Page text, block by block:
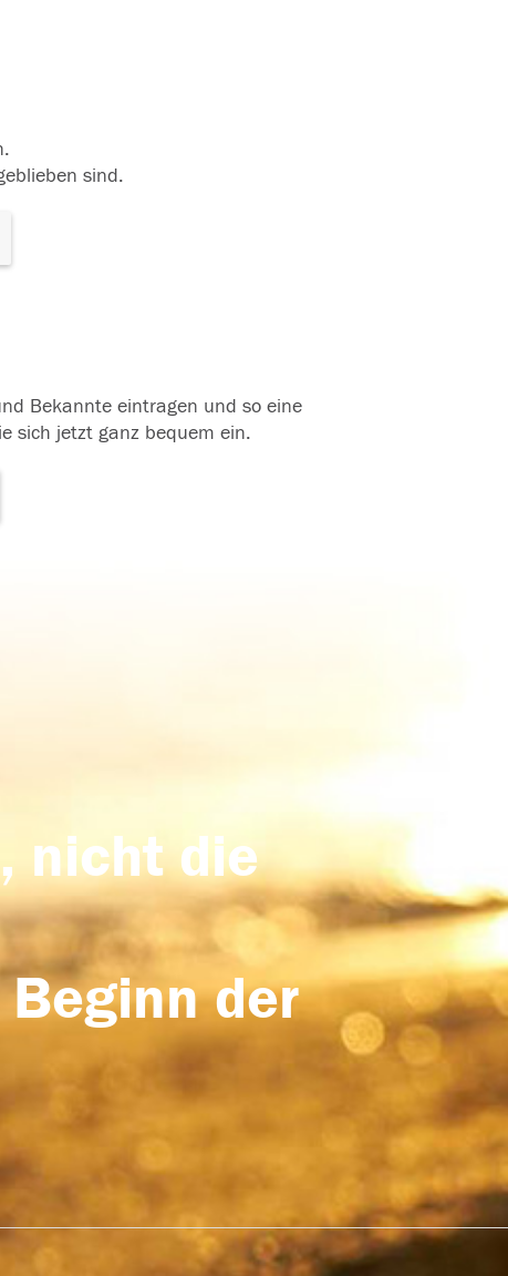
sind.
Bekannte eintragen und so eine
sich jetzt ganz bequem ein.
nicht die
der